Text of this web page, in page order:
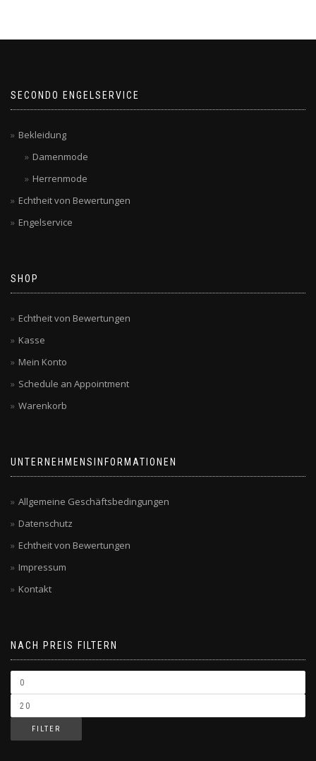
SECONDO ENGELSERVICE
Bekleidung
Damenmode
Herrenmode
Echtheit von Bewertungen
Engelservice
SHOP
Echtheit von Bewertungen
Kasse
Mein Konto
Schedule an Appointment
Warenkorb
UNTERNEHMENSINFORMATIONEN
Allgemeine Geschäftsbedingungen
Datenschutz
Echtheit von Bewertungen
Impressum
Kontakt
NACH PREIS FILTERN
FILTER